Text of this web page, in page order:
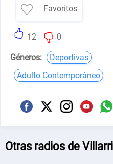
Favoritos
12 0
Géneros:
Deportivas
Adulto Contemporáneo
Otras radios de